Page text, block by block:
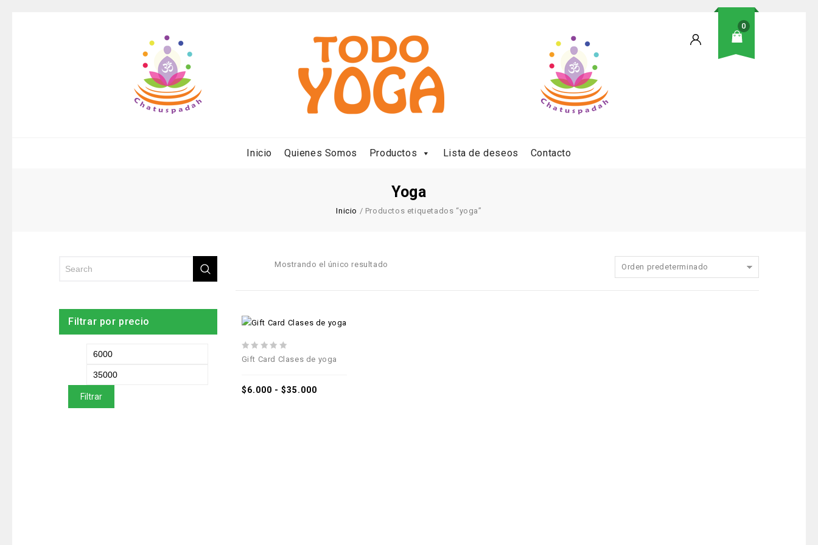
0
Inicio Quienes Somos Productos Lista de deseos Contacto
Yoga
Inicio / Productos etiquetados “yoga”
Mostrando el único resultado Orden predeterminado
0
5
Gift Card Clases de yoga
$6.000 - $35.000
Filtrar por precio
Filtrar